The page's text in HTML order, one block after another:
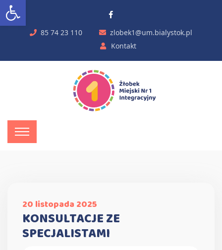
85 74 23 110
zlobek1@um.bialystok.pl
Kontakt
20 listopada 2025
KONSULTACJE ZE
SPECJALISTAMI